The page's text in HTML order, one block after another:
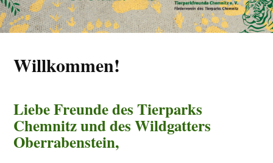
Willkommen!
Liebe Freunde des Tierparks
Chemnitz und des Wildgatters
Oberrabenstein,